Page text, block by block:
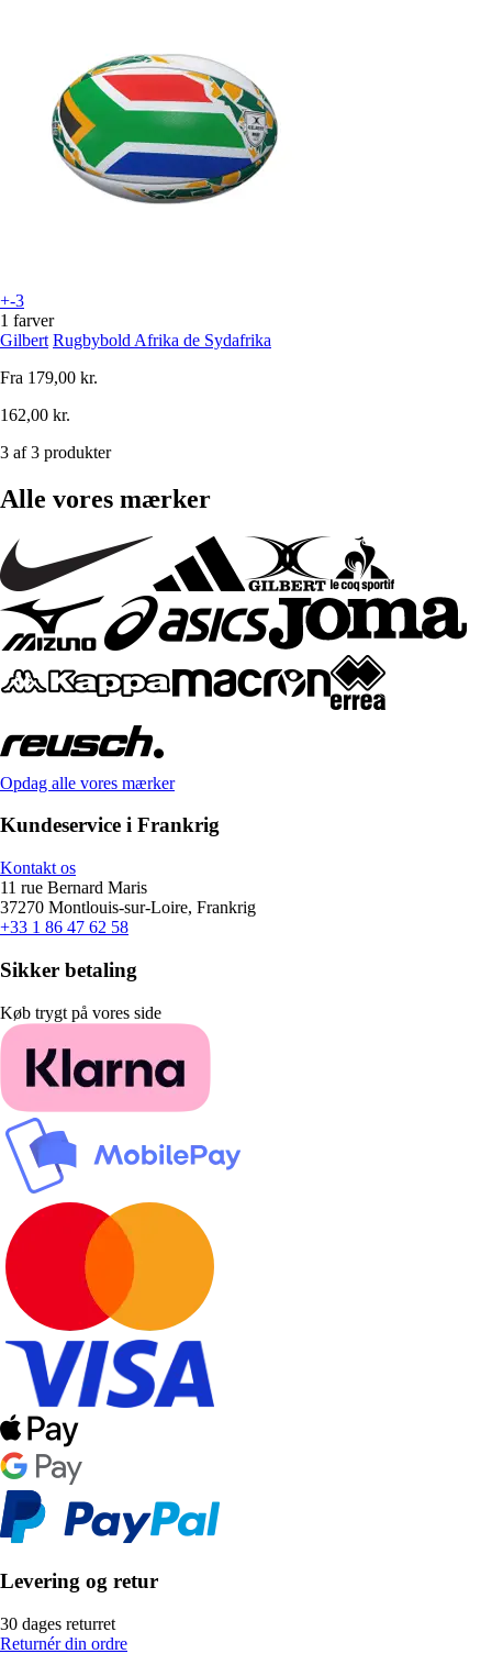
+-3
1 farver
Gilbert Rugbybold Afrika de Sydafrika
Fra 179,00 kr.
162,00 kr.
3 af 3 produkter
Alle vores mærker
Opdag alle vores mærker
Kundeservice i Frankrig
Kontakt os
11 rue Bernard Maris
37270 Montlouis-sur-Loire, Frankrig
+33 1 86 47 62 58
Sikker betaling
Køb trygt på vores side
Levering og retur
30 dages returret
Returnér din ordre